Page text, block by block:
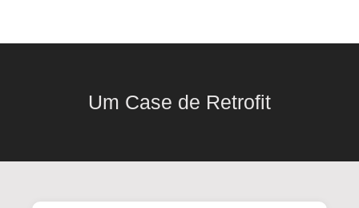
Um Case de Retrofit